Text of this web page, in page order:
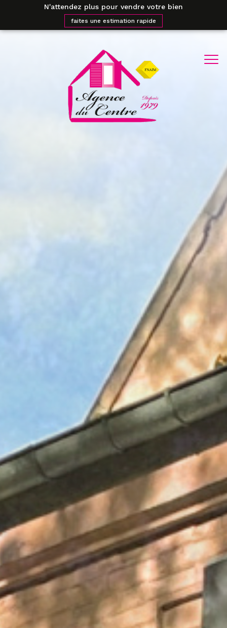
N'attendez plus pour vendre votre bien
faites une estimation rapide